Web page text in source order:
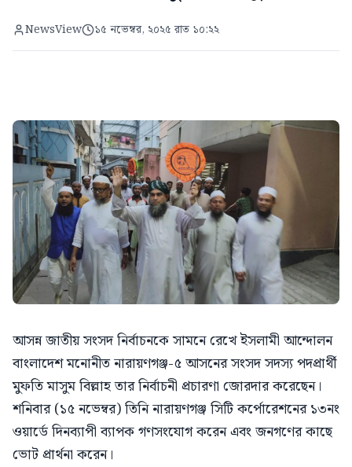
NewsView ১৫ নভেম্বর, ২০২৫ রাত ১০:২২
আসন্ন জাতীয় সংসদ নির্বাচনকে সামনে রেখে ইসলামী আন্দোলন
বাংলাদেশ মনোনীত নারায়ণগঞ্জ-৫ আসনের সংসদ সদস্য পদপ্রার্থী
মুফতি মাসুম বিল্লাহ তার নির্বাচনী প্রচারণা জোরদার করেছেন।
শনিবার (১৫ নভেম্বর) তিনি নারায়ণগঞ্জ সিটি কর্পোরেশনের ১৩নং
ওয়ার্ডে দিনব্যাপী ব্যাপক গণসংযোগ করেন এবং জনগণের কাছে
ভোট প্রার্থনা করেন।